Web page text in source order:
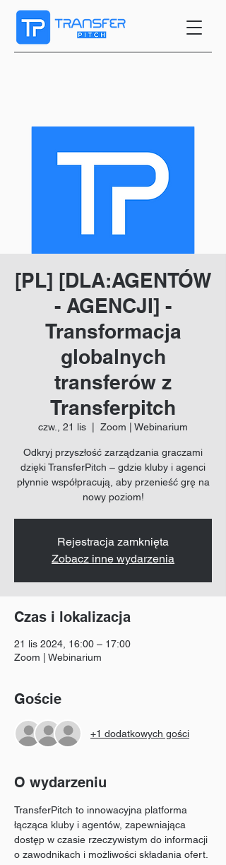
[PL] [DLA:AGENTÓW
- AGENCJI] -
Transformacja
globalnych
transferów z
Transferpitch
czw., 21 lis Zoom | Webinarium
Odkryj przyszłość zarządzania graczami
dzięki TransferPitch – gdzie kluby i agenci
płynnie współpracują, aby przenieść grę na
nowy poziom!
Rejestracja zamknięta
Zobacz inne wydarzenia
Czas i lokalizacja
21 lis 2024, 16:00 – 17:00
Zoom | Webinarium
Goście
+1 dodatkowych gości
O wydarzeniu
TransferPitch to innowacyjna platforma
łącząca kluby i agentów, zapewniająca
dostęp w czasie rzeczywistym do informacji
o zawodnikach i możliwości składania ofert.